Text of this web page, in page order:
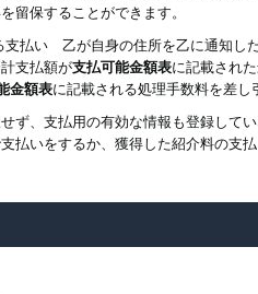
留保することができます。
支払い 乙が自身の住所を乙に通知し
支払額が支払可能金額表に記載され
金額表に記載される処理手数料を差し
ず、支払用の有効な情報も登録して
払いをするか、獲得した紹介料の支